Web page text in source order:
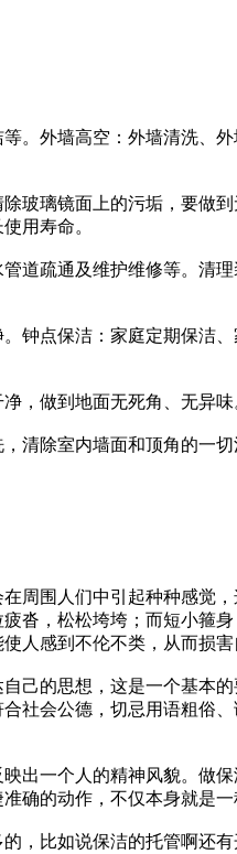
外墙高空：外墙清洗、
璃镜面上的污垢，要做到
用寿命。
疏通及维护维修等。清理
点保洁：家庭定期保洁
，做到地面无死角、无异味
除室内墙面和顶角的一
围人们中引起种种感觉
沓，松松垮垮；而短小箍
人感到不伦不类，从而损害
的思想，这是一个基本
社会公德，切忌用语粗俗
一个人的精神风貌。做
确的动作，不仅本身就是一
比如说保洁的托管啊还